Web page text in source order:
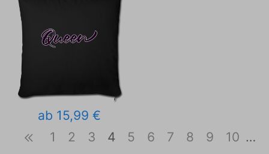
ab 15,99 €
1
2 3 4 5 6 7 8 9 10 …